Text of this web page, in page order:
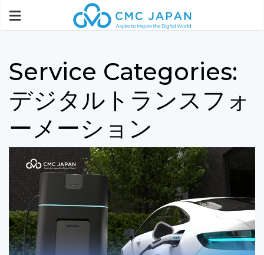
Service Categories:
デジタルトランスフォ
ーメーション